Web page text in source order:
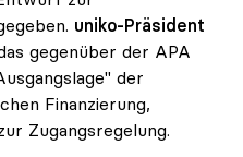
uniko-Präsident
gegenüber der APA
der
Finanzierung,
Zugangsregelung.